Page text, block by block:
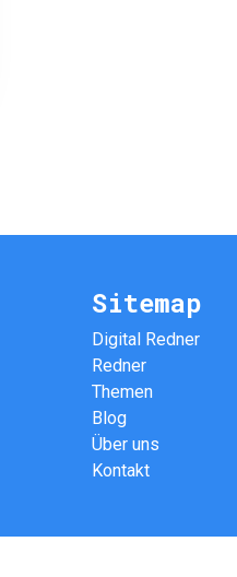
Sitemap
Digital Redner
Redner
Themen
Blog
Über uns
Kontakt